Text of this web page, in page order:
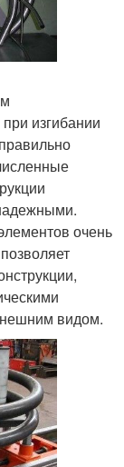
изгибании
очень
видом.